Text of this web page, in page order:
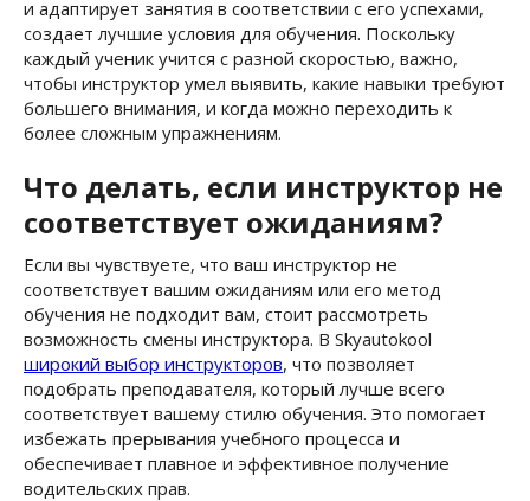
и адаптирует занятия в соответствии с его успехами,
создает лучшие условия для обучения. Поскольку
каждый ученик учится с разной скоростью, важно,
чтобы инструктор умел выявить, какие навыки требуют
большего внимания, и когда можно переходить к
более сложным упражнениям.
Что делать, если инструктор не
соответствует ожиданиям?
Если вы чувствуете, что ваш инструктор не
соответствует вашим ожиданиям или его метод
обучения не подходит вам, стоит рассмотреть
возможность смены инструктора. В Skyautokool
широкий выбор инструкторов, что позволяет
подобрать преподавателя, который лучше всего
соответствует вашему стилю обучения. Это помогает
избежать прерывания учебного процесса и
обеспечивает плавное и эффективное получение
водительских прав.